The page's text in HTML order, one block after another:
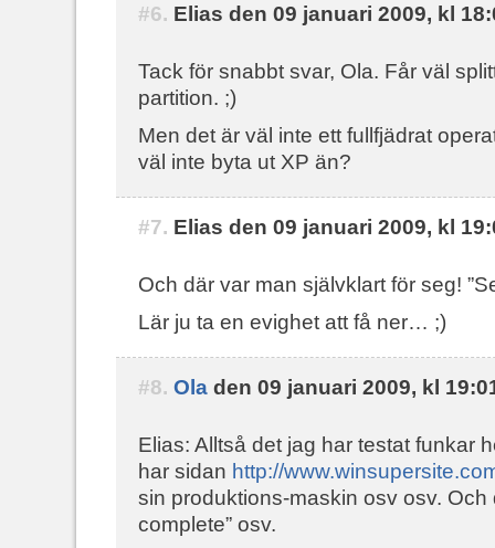
#6. Elias den 09 januari 2009, kl
Tack för snabbt svar, Ola. Får väl
partition. ;)
Men det är väl inte ett fullfjädrat
väl inte byta ut XP än?
#7. Elias den 09 januari 2009, kl
Och där var man självklart för seg!
Lär ju ta en evighet att få ner… ;)
#8. Ola den 09 januari 2009, kl
Elias: Alltså det jag har testat funkar
har sidan http://
sin produktions-maskin osv osv. Och
complete” osv.